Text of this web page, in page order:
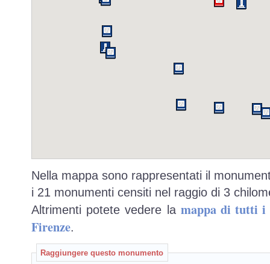
Nella mappa sono rappresentati il
i 21 monumenti censiti nel raggio di 3
Altrimenti potete vedere la mappa di tutti i
Firenze.
Raggiungere questo monumento